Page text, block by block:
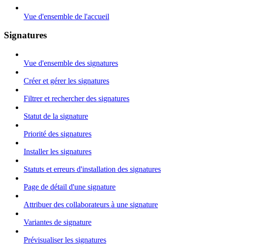
Vue d'ensemble de l'accueil
Signatures
Vue d'ensemble des signatures
Créer et gérer les signatures
Filtrer et rechercher des signatures
Statut de la signature
Priorité des signatures
Installer les signatures
Statuts et erreurs d'installation des signatures
Page de détail d'une signature
Attribuer des collaborateurs à une signature
Variantes de signature
Prévisualiser les signatures